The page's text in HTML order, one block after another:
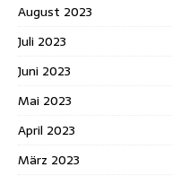
August 2023
Juli 2023
Juni 2023
Mai 2023
April 2023
März 2023